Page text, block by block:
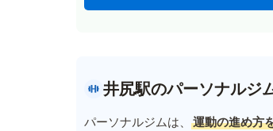
井尻駅のパーソナルジ
パーソナルジムは、 運動の進め方